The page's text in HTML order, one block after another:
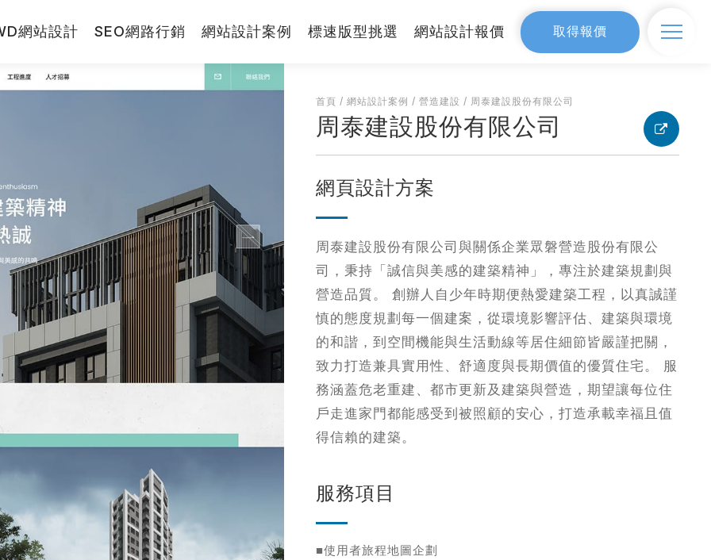
網站設計 SEO網路行銷 網站設計案例 標速版型挑選 網站設計報價 取得報價
首頁 / 網站設計案例 / 營造建設 / 周泰建設股份有限公司
周泰建設股份有限公司
網頁設計方案
周泰建設股份有限公司與關係企業眾磐營造股份有限公
司，秉持「誠信與美感的建築精神」，專注於建築規劃與
營造品質。 創辦人自少年時期便熱愛建築工程，以真誠謹
慎的態度規劃每一個建案，從環境影響評估、建築與環境
的和諧，到空間機能與生活動線等居住細節皆嚴謹把關，
致力打造兼具實用性、舒適度與長期價值的優質住宅。 服
務涵蓋危老重建、都市更新及建築與營造，期望讓每位住
戶走進家門都能感受到被照顧的安心，打造承載幸福且值
得信賴的建築。
服務項目
■使用者旅程地圖企劃
※
RWD網站設計 SEO網路行銷
網站小學堂 網站設計案例
網站設計報價
拼圖方案
視覺與費用兼顧的首選
標速方案
快速架站低成本
一頁式銷售頁
打造高轉單行銷利器
網站製作流程
網站設計服務
標速版型挑選
企業網站設計
餐飲網站設計
客製化網站設計
購物網站設計